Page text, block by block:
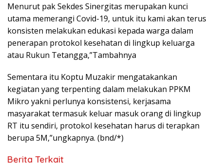
Menurut pak Sekdes Sinergitas merupakan kunci
utama memerangi Covid-19, untuk itu kami akan terus
konsisten melakukan edukasi kepada warga dalam
penerapan protokol kesehatan di lingkup keluarga
atau Rukun Tetangga,”Tambahnya
Sementara itu Koptu Muzakir mengatakankan
kegiatan yang terpenting dalam melakukan PPKM
Mikro yakni perlunya konsistensi, kerjasama
masyarakat termasuk keluar masuk orang di lingkup
RT itu sendiri, protokol kesehatan harus di terapkan
berupa 5M,”ungkapnya. (bnd/*)
Berita Terkait